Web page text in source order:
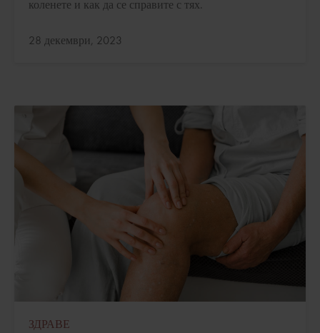
коленете и как да се справите с тях.
Актуализирано:
28 декември, 2023
ЗДРАВЕ